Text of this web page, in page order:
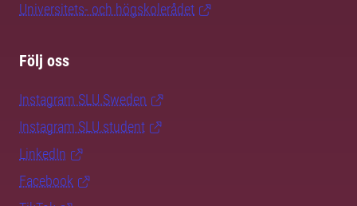
Universitets- och högskolerådet
Följ oss
Instagram SLU.Sweden
Instagram SLU.student
LinkedIn
Facebook